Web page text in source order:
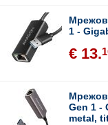
1 -
€ 13.
Gen 1 -
metal,